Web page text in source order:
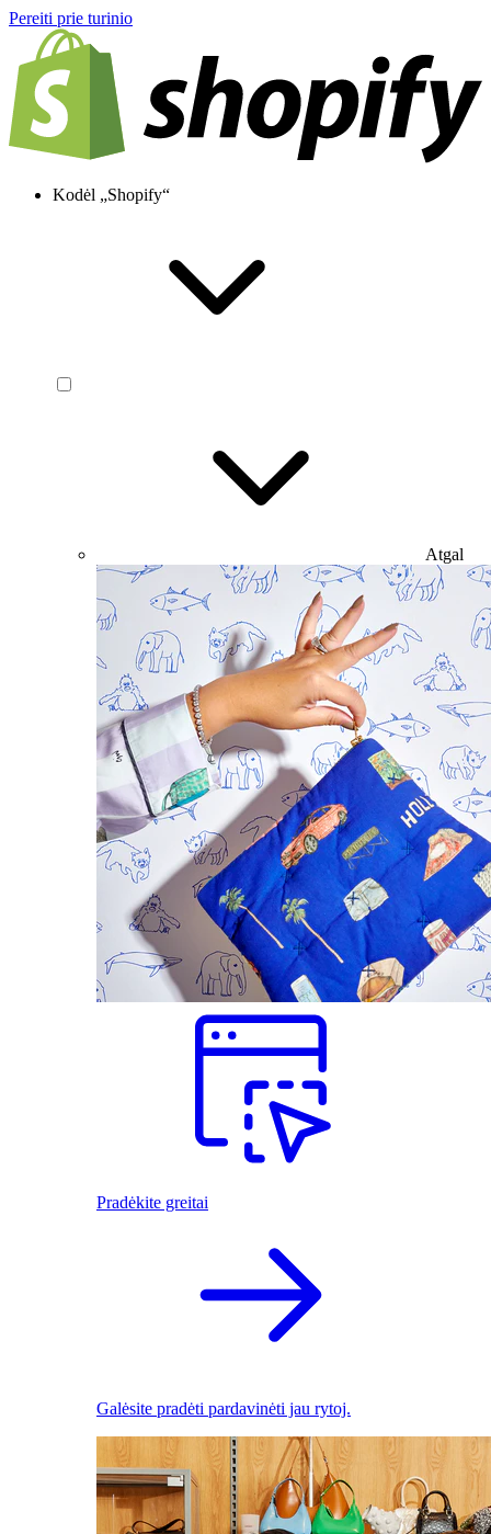
Pereiti prie turinio
Kodėl „Shopify“
Atgal
Pradėkite greitai
Galėsite pradėti pardavinėti jau rytoj.